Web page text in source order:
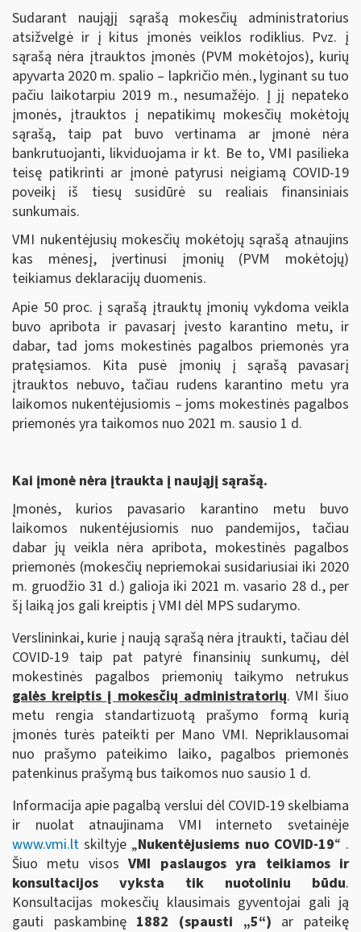
Sudarant naująjį sąrašą mokesčių administratorius
atsižvelgė ir į kitus įmonės veiklos rodiklius. Pvz. į
sąrašą nėra įtrauktos įmonės (PVM mokėtojos), kurių
apyvarta 2020 m. spalio – lapkričio mėn., lyginant su tuo
pačiu laikotarpiu 2019 m., nesumažėjo. Į jį nepateko
įmonės, įtrauktos į nepatikimų mokesčių mokėtojų
sąrašą, taip pat buvo vertinama ar įmonė nėra
bankrutuojanti, likviduojama ir kt. Be to, VMI pasilieka
teisę patikrinti ar įmonė patyrusi neigiamą COVID-19
poveikį iš tiesų susidūrė su realiais finansiniais
sunkumais.
VMI nukentėjusių mokesčių mokėtojų sąrašą atnaujins
kas mėnesį, įvertinusi įmonių (PVM mokėtojų)
teikiamus deklaracijų duomenis.
Apie 50 proc. į sąrašą įtrauktų įmonių vykdoma veikla
buvo apribota ir pavasarį įvesto karantino metu, ir
dabar, tad joms mokestinės pagalbos priemonės yra
pratęsiamos. Kita pusė įmonių į sąrašą pavasarį
įtrauktos nebuvo, tačiau rudens karantino metu yra
laikomos nukentėjusiomis – joms mokestinės pagalbos
priemonės yra taikomos nuo 2021 m. sausio 1 d.
Kai įmonė nėra įtraukta į naująjį sąrašą.
Įmonės, kurios pavasario karantino metu buvo
laikomos nukentėjusiomis nuo pandemijos, tačiau
dabar jų veikla nėra apribota, mokestinės pagalbos
priemonės (mokesčių nepriemokai susidariusiai iki 2020
m. gruodžio 31 d.) galioja iki 2021 m. vasario 28 d., per
šį laiką jos gali kreiptis į VMI dėl MPS sudarymo.
Verslininkai, kurie į naują sąrašą nėra įtraukti, tačiau dėl
COVID-19 taip pat patyrė finansinių sunkumų, dėl
mokestinės pagalbos priemonių taikymo netrukus
galės kreiptis į mokesčių administratorių. VMI šiuo
metu rengia standartizuotą prašymo formą kurią
įmonės turės pateikti per Mano VMI. Nepriklausomai
nuo prašymo pateikimo laiko, pagalbos priemonės
patenkinus prašymą bus taikomos nuo sausio 1 d.
Informacija apie pagalbą verslui dėl COVID-19 skelbiama
ir nuolat atnaujinama VMI interneto svetainėje
www.vmi.lt skiltyje „Nukentėjusiems nuo COVID-19“ .
Šiuo metu visosVMI paslaugos yra teikiamos ir
konsultacijos vyksta tik nuotoliniu būdu.
Konsultacijas mokesčių klausimais gyventojai gali ją
gauti paskambinę 1882 (spausti „5“) ar pateikę